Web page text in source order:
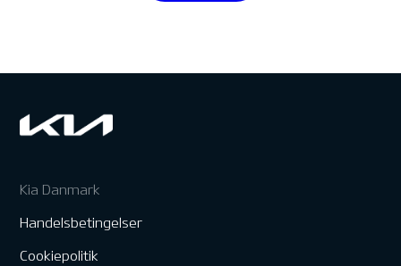
Kia Danmark
Handelsbetingelser
Cookiepolitik